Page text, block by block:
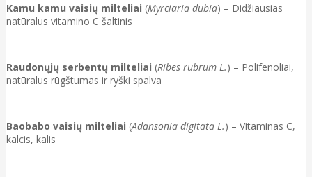
Kamu kamu vaisių milteliai (Myrciaria dubia) – Didžiausias
natūralus vitamino C šaltinis
Raudonųjų serbentų milteliai (Ribes rubrum L.) – Polifenoliai,
natūralus rūgštumas ir ryški spalva
Baobabo vaisių milteliai (Adansonia digitata L.) – Vitaminas C,
kalcis, kalis